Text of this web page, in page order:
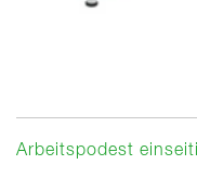
Arbeitspodest